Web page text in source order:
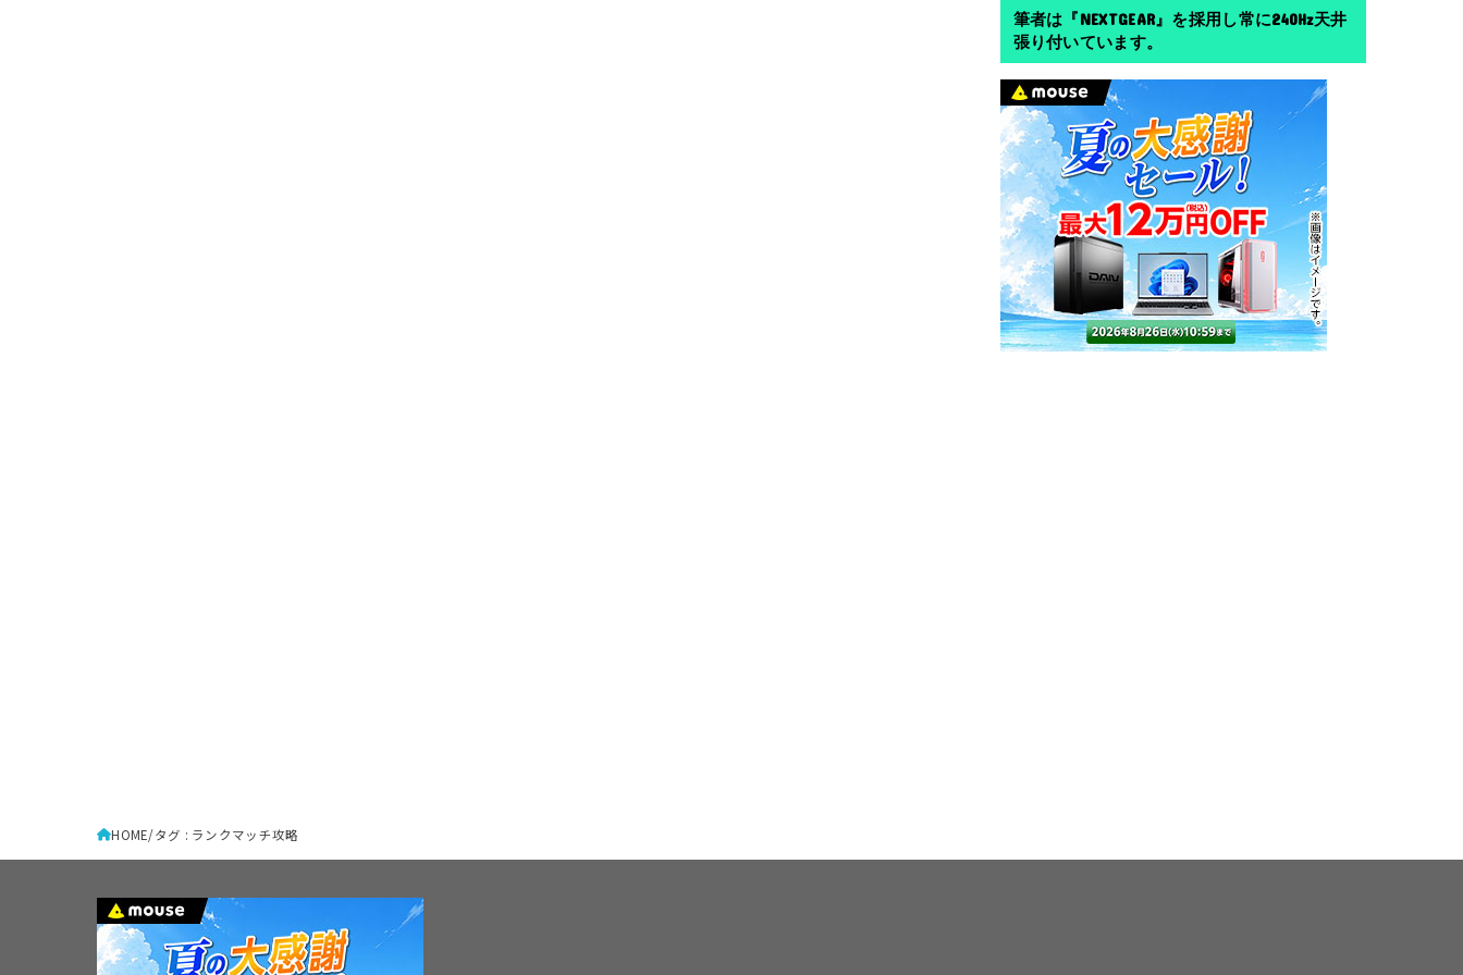
筆者は『NEXTGEAR』を採用し常に240Hz天井
張り付いています。
HOME タグ : ランクマッチ攻略